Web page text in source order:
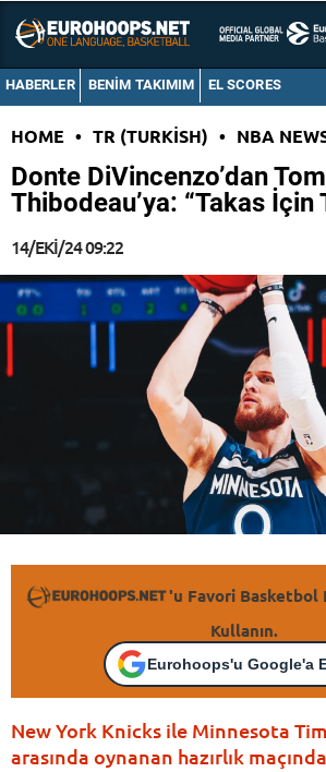
HABERLER BENIM TAKIMIM EL SCORES
HOME • TR (TURKISH) • NBA
Donte DiVincenzo’dan Tom
Thibodeau’ya: “Takas İçin
14/EKI/24 09:22
'u Favori Basketbol
Kullanın.
Eurohoops'u Google'a
New York Knicks ile Minnesota
arasında oynanan hazırlık